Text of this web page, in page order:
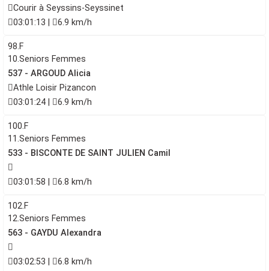
Courir à Seyssins-Seyssinet
03:01:13 |
6.9 km/h
98.F
10.Seniors Femmes
537 - ARGOUD Alicia
Athle Loisir Pizancon
03:01:24 |
6.9 km/h
100.F
11.Seniors Femmes
533 - BISCONTE DE SAINT JULIEN Camil
03:01:58 | 6.8 km/h
102.F
12.Seniors Femmes
563 - GAYDU Alexandra
03:02:53 | 6.8 km/h